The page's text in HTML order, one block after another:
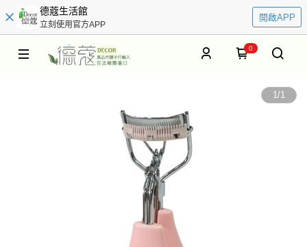
德蔻生活館
立刻使用官方APP
開啟APP
0
1/1